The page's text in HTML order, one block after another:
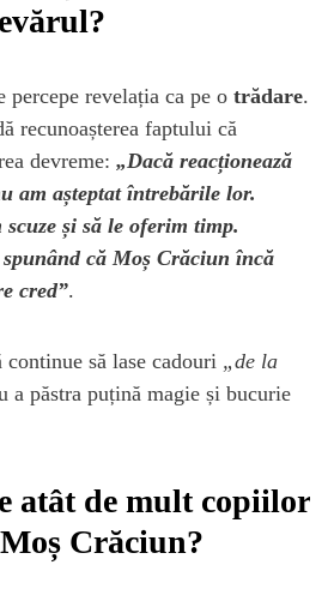
revelația ca pe o trădare.
recunoașterea faptului că
devreme: „Dacă reacționează
am așteptat întrebările lor.
scuze și să le oferim timp.
că Moș Crăciun încă
cred”.
să lase cadouri „de la
a păstra puțină magie și bucurie
atât de mult copiilor
Crăciun?